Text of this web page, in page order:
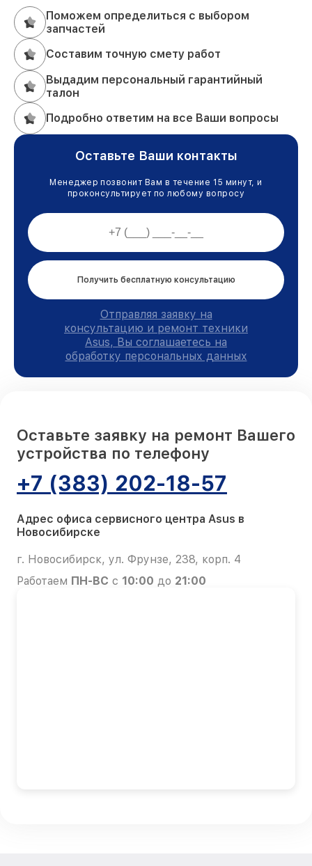
Поможем определиться с выбором
запчастей
Составим точную смету работ
Выдадим персональный гарантийный
талон
Подробно ответим на все Ваши вопросы
Оставьте Ваши контакты
Менеджер позвонит Вам в течение 15 минут, и
проконсультирует по любому вопросу
Получить бесплатную консультацию
Отправляя заявку на
консультацию и ремонт техники
Asus, Вы соглашаетесь на
обработку персональных данных
Оставьте заявку на ремонт Вашего
устройства по телефону
+7 (383) 202-18-57
Адрес офиса сервисного центра Asus в
Новосибирске
г. Новосибирск, ул. Фрунзе, 238, корп. 4
Работаем ПН-ВС с 10:00 до 21:00